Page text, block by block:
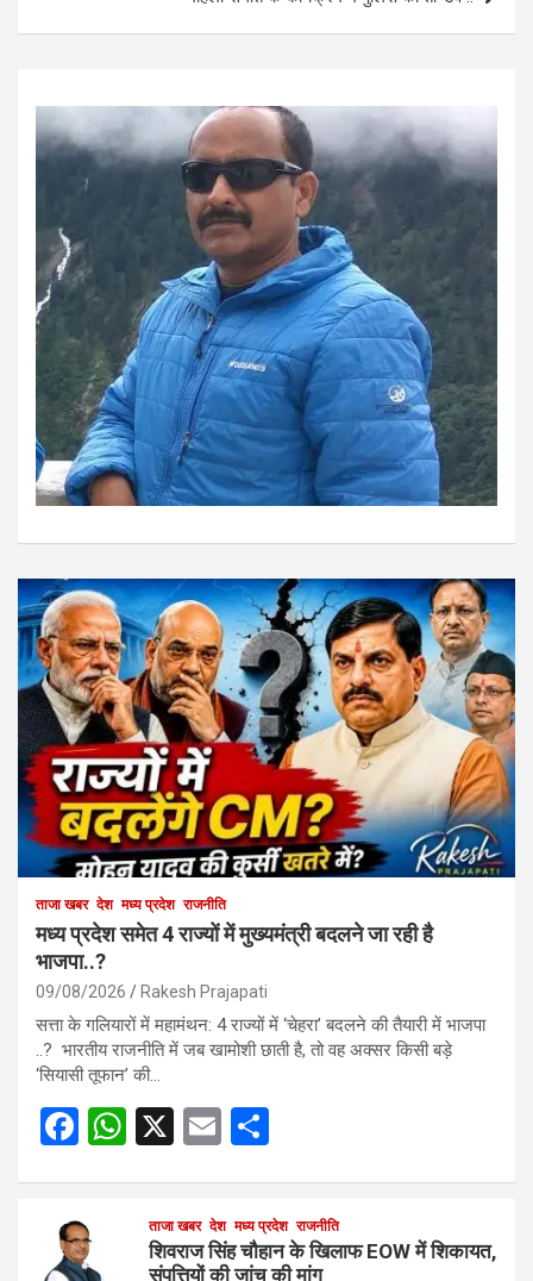
ताजा खबर देश मध्य प्रदेश राजनीति
मध्य प्रदेश समेत 4 राज्यों में मुख्यमंत्री बदलने जा रही है
भाजपा..?
09/08/2026 Rakesh Prajapati
सत्ता के गलियारों में महामंथन: 4 राज्यों में ‘चेहरा’ बदलने की तैयारी में भाजपा
..? भारतीय राजनीति में जब खामोशी छाती है, तो वह अक्सर किसी बड़े
‘सियासी तूफान’ की…
F
b
W X
E
e
ताजा खबर देश मध्य प्रदेश राजनीति
शिवराज सिंह चौहान के खिलाफ EOW में शिकायत,
संपत्तियों की जांच की मांग